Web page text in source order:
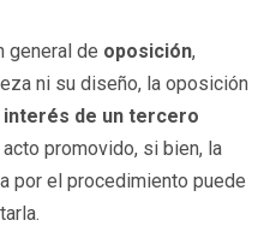
general de oposición,
ni su diseño, la oposición
interés de un tercero
promovido, si bien, la
por el procedimiento puede